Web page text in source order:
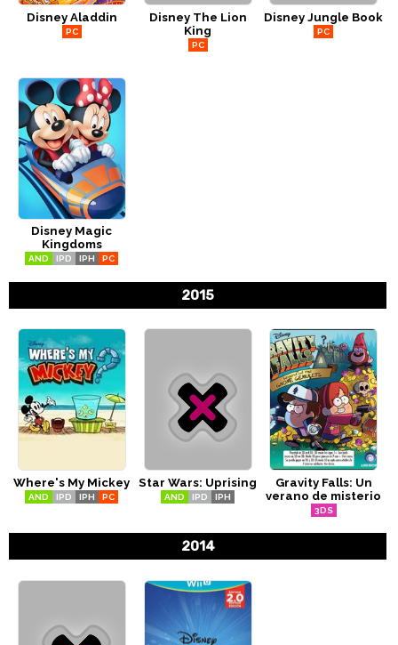
CÓMICS
Disney Aladdin
PC
Disney The Lion
King
PC
Disney Jungle Book
PC
Disney Magic
Kingdoms
AND IPD IPH PC
2015
Where's My Mickey
AND IPD IPH PC
Star Wars: Uprising
AND IPD IPH
Gravity Falls: Un
verano de misterio
3DS
2014